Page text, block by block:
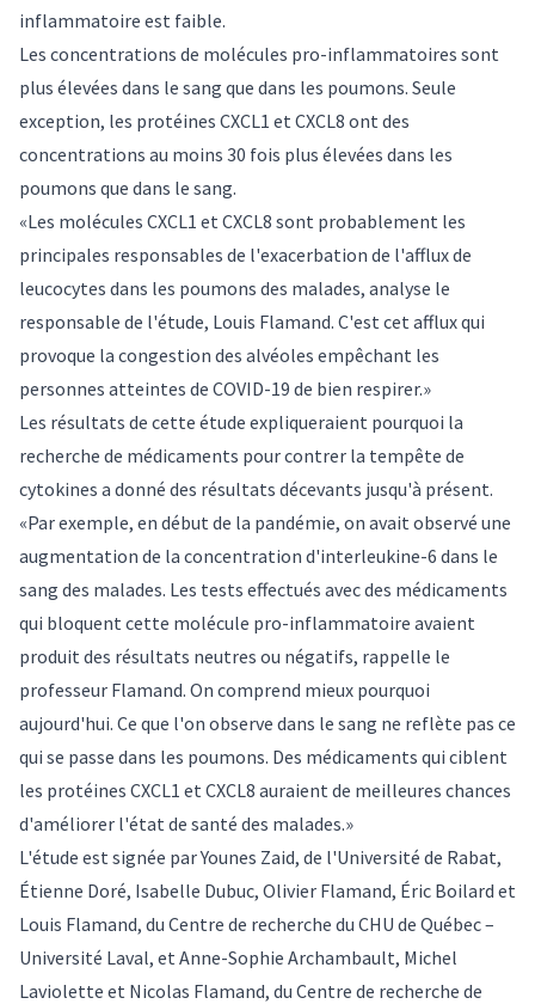
inflammatoire est faible.
Les concentrations de molécules pro-inflammatoires sont
plus élevées dans le sang que dans les poumons. Seule
exception, les protéines CXCL1 et CXCL8 ont des
concentrations au moins 30 fois plus élevées dans les
poumons que dans le sang.
«Les molécules CXCL1 et CXCL8 sont probablement les
principales responsables de l'exacerbation de l'afflux de
leucocytes dans les poumons des malades, analyse le
responsable de l'étude, Louis Flamand. C'est cet afflux qui
provoque la congestion des alvéoles empêchant les
personnes atteintes de COVID-19 de bien respirer.»
Les résultats de cette étude expliqueraient pourquoi la
recherche de médicaments pour contrer la tempête de
cytokines a donné des résultats décevants jusqu'à présent.
«Par exemple, en début de la pandémie, on avait observé une
augmentation de la concentration d'interleukine-6 dans le
sang des malades. Les tests effectués avec des médicaments
qui bloquent cette molécule pro-inflammatoire avaient
produit des résultats neutres ou négatifs, rappelle le
professeur Flamand. On comprend mieux pourquoi
aujourd'hui. Ce que l'on observe dans le sang ne reflète pas ce
qui se passe dans les poumons. Des médicaments qui ciblent
les protéines CXCL1 et CXCL8 auraient de meilleures chances
d'améliorer l'état de santé des malades.»
L'étude est signée par Younes Zaid, de l'Université de Rabat,
Étienne Doré, Isabelle Dubuc, Olivier Flamand, Éric Boilard et
Louis Flamand, du Centre de recherche du CHU de Québec –
Université Laval, et Anne-Sophie Archambault, Michel
Laviolette et Nicolas Flamand, du Centre de recherche de